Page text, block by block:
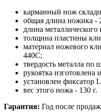
карманный нож
общая длина ножика -
длина
толщина пластины
материал ножевого
440С;
твердость металла
рукоятка изготовлена
установлен фиксатор
вес этого ножа - 130 г.
Гарантия: Год после